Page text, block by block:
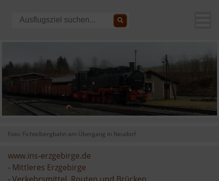
Foto: Fichtelbergbahn am Übergang in Neudorf
www.ins-erzgebirge.de
- Mittleres Erzgebirge